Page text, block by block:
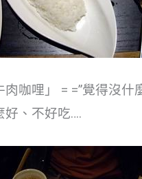
肉咖哩」 = =”覺得沒什
好、不好吃….